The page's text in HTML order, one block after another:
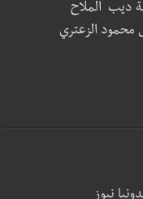
ديب الملاح
محمود الزعتري